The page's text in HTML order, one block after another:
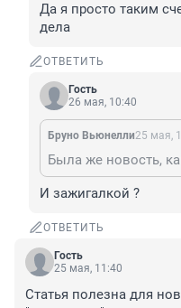
Да я просто таким
дела
ОТВЕТИТЬ
Гость
26 мая, 10:40
Бруно Вьюнелли25 мая,
И зажигалкой ?
ОТВЕТИТЬ
Гость
25 мая, 11:40
Статья полезна для